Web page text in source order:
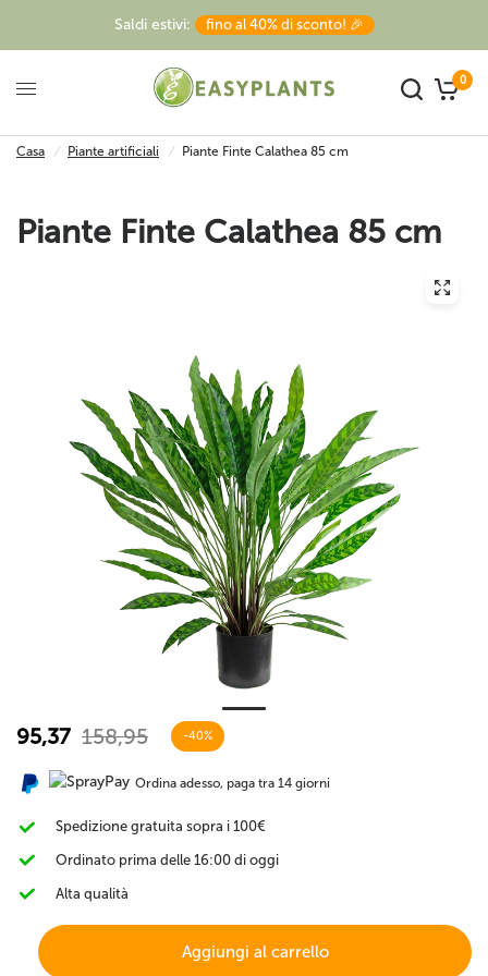
Saldi estivi: fino al 40% di sconto! 🎉
0
Casa / Piante artificiali / Piante Finte Calathea 85 cm
Piante Finte Calathea 85 cm
95,37 158,95 -40%
Ordina adesso, paga tra 14 giorni
Spedizione gratuita sopra i 100€
Ordinato prima delle 16:00 di oggi
Alta qualità
Aggiungi al carrello